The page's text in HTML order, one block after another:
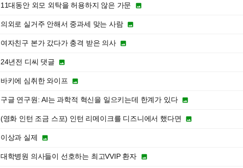
11대동안 외모 외탁을 허용하지 않은 가문 
의외로 실거주 안해서 중과세 맞는 사람 
여자친구 본가 갔다가 충격 받은 의사 
24년전 디씨 댓글 
바키에 심취한 와이프 
구글 연구원: AI는 과학적 혁신을 일으키는데 한계가 있다 
(영화 인턴 조금 스포) 인턴 리메이크를 디즈니에서 했다면 
이상과 실제 
대학병원 의사들이 선호하는 최고VVIP 환자 